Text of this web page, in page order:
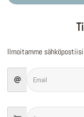
Ilmoitamme